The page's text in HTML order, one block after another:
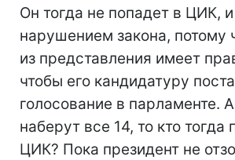
Он тогда не попадет в ЦИК, и
нарушением закона, потому
из представления имеет
чтобы его кандидатуру
голосование в парламенте.
наберут все 14, то кто тогда
ЦИК? Пока президент не